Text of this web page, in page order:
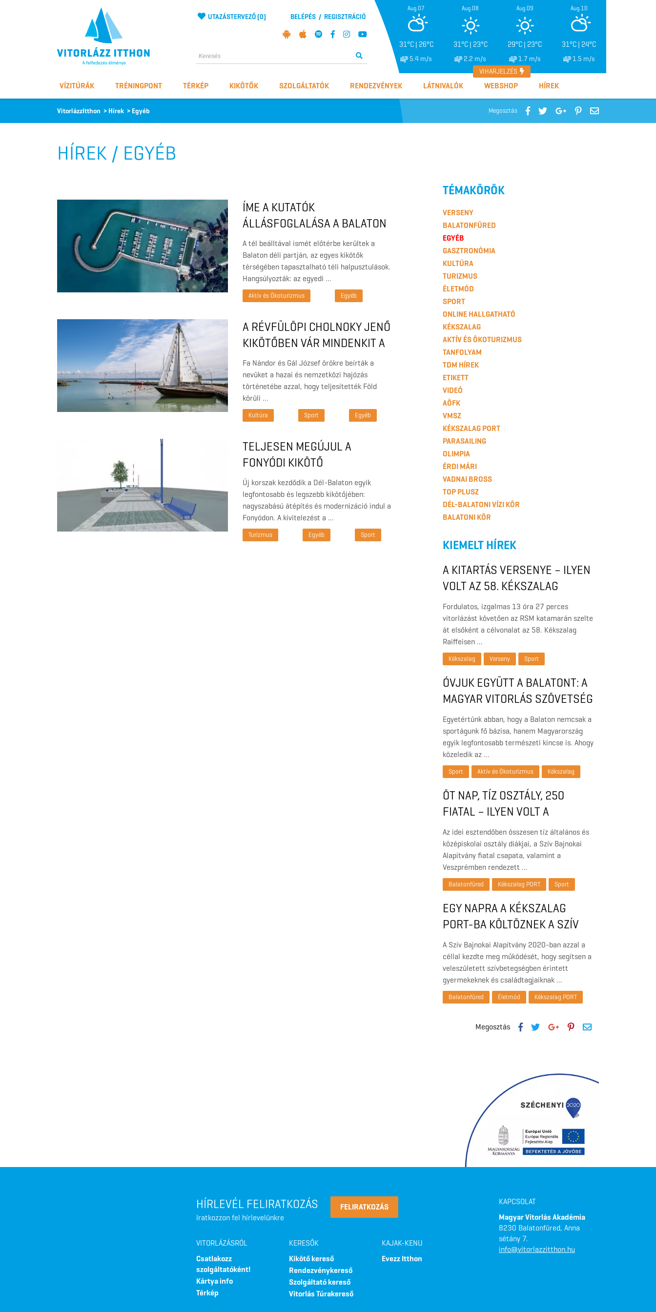
Vitorlázz itthon
REGISZTRÁCIÓ
/
BELÉPÉS
UTAZÁSTERVEZŐ (0)
Aug.07
31°C | 26°C
5.4 m/s
Aug.08
31°C | 23°C
2.2 m/s
Aug.09
29°C | 23°C
1.7 m/s
Aug.10
31°C | 24°C
1.5 m/s
VIHARJELZÉS
VÍZITÚRÁK TRÉNINGPONT TÉRKÉP KIKÖTŐK SZOLGÁLTATÓK RENDEZVÉNYEK LÁTNIVALÓK WEBSHOP HÍREK
VitorlázzItthon > Hírek > Egyéb Megosztás
HÍREK / EGYÉB
ÍME A KUTATÓK
ÁLLÁSFOGLALÁSA A BALATON
DÉLI PARTJÁN LÉTESÍTETT
KIKÖTŐK ÖKOLÓGIAI
KOCKÁZATAIRÓL
A tél beálltával ismét előtérbe kerültek a
Balaton déli partján, az egyes kikötők
térségében tapasztalható téli halpusztulások.
Hangsúlyozták: az egyedi …
Aktív és Ökoturizmus Egyéb
A RÉVFÜLÖPI CHOLNOKY JENŐ
KIKÖTŐBEN VÁR MINDENKIT A
FELÚJÍTOTT SZENT JUPÁT
Fa Nándor és Gál József örökre beírták a
nevüket a hazai és nemzetközi hajózás
történetébe azzal, hogy teljesítették Föld
körüli …
Kultúra Sport Egyéb
TELJESEN MEGÚJUL A
FONYÓDI KIKÖTŐ
Új korszak kezdődik a Dél-Balaton egyik
legfontosabb és legszebb kikötőjében:
nagyszabású átépítés és modernizáció indul a
Fonyódon. A kivitelezést a …
Turizmus Egyéb Sport
TÉMAKÖRÖK
VERSENY
BALATONFÜRED
EGYÉB
GASZTRONÓMIA
KULTÚRA
TURIZMUS
ÉLETMÓD
SPORT
ONLINE HALLGATHATÓ
KÉKSZALAG
AKTÍV ÉS ÖKOTURIZMUS
TANFOLYAM
TDM HÍREK
ETIKETT
VIDEÓ
AÖFK
VMSZ
KÉKSZALAG PORT
PARASAILING
OLIMPIA
ÉRDI MÁRI
VADNAI BROSS
TOP PLUSZ
DÉL-BALATONI VÍZI KÖR
BALATONI KÖR
KIEMELT HÍREK
A KITARTÁS VERSENYE – ILYEN
VOLT AZ 58. KÉKSZALAG
RAIFFEISEN NAGYDÍJ
Fordulatos, izgalmas 13 óra 27 perces
vitorlázást követően az RSM katamarán szelte
át elsőként a célvonalat az 58. Kékszalag
Raiffeisen …
Kékszalag Verseny Sport
ÓVJUK EGYÜTT A BALATONT: A
MAGYAR VITORLÁS SZÖVETSÉG
FELHÍVÁSA A TÓ TISZTA VIZÉÉRT
Egyetértünk abban, hogy a Balaton nemcsak a
sportágunk fő bázisa, hanem Magyarország
egyik legfontosabb természeti kincse is. Ahogy
közeledik az …
Sport Aktív és Ökoturizmus Kékszalag
ÖT NAP, TÍZ OSZTÁLY, 250
FIATAL – ILYEN VOLT A
VÍZISPORTOK NYÍLT NAPJA
BALATONFÜREDEN
Az idei esztendőben összesen tíz általános és
középiskolai osztály diákjai, a Szív Bajnokai
Alapítvány fiatal csapata, valamint a
Veszprémben rendezett …
Balatonfüred Kékszalag PORT Sport
EGY NAPRA A KÉKSZALAG
PORT-BA KÖLTÖZNEK A SZÍV
BAJNOKAI
A Szív Bajnokai Alapítvány 2020-ban azzal a
céllal kezdte meg működését, hogy segítsen a
veleszületett szívbetegségben érintett
gyermekeknek és családtagjaiknak …
Balatonfüred Életmód Kékszalag PORT
Megosztás
HÍRLEVÉL FELIRATKOZÁS
Iratkozzon fel hírlevelünkre
FELIRATKOZÁS
VITORLÁZÁSRÓL
Csatlakozz
szolgáltatóként!
Kártya info
Térkép
KERESŐK
Kikötő kereső
Rendezvénykereső
Szolgáltató kereső
Vitorlás Túrakereső
KAJAK-KENU
Evezz Itthon
KAPCSOLAT
Magyar Vitorlás Akadémia
8230 Balatonfüred, Anna
sétány 7.
info@vitorlazzitthon.hu